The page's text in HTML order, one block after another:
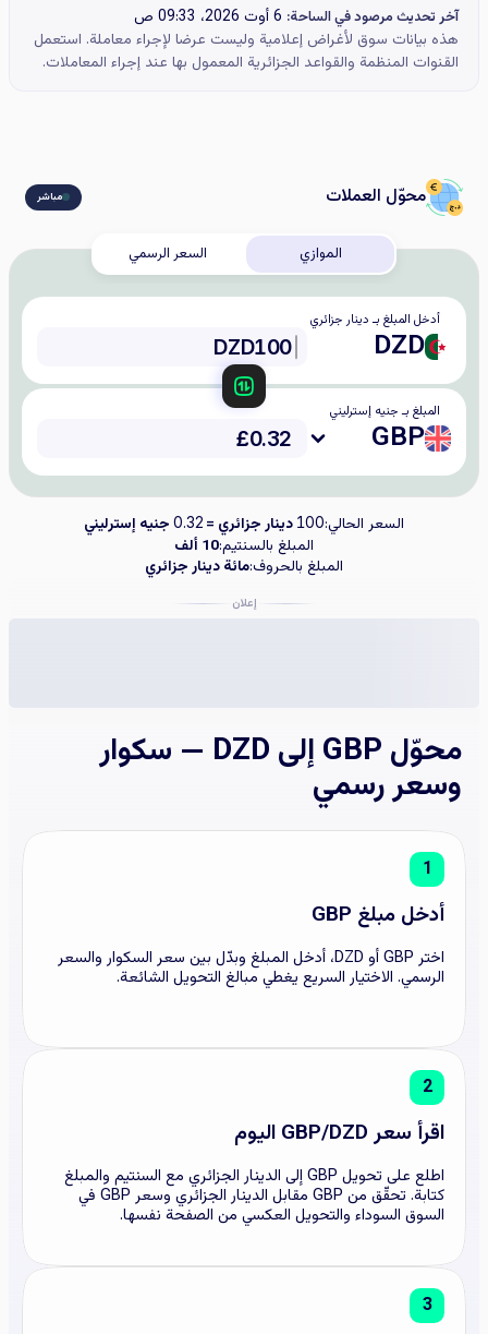
آخر تحديث مرصود في الساحة: 6 أوت 2026، 09:33 ص
هذه بيانات سوق لأغراض إعلامية وليست عرضا لإجراء معاملة. استعمل
القنوات المنظمة والقواعد الجزائرية المعمول بها عند إجراء المعاملات.
محوّل العملات مباشر
الموازي السعر الرسمي
أدخل المبلغ بـ دينار جزائري
DZD
المبلغ بـ جنيه إسترليني
GBP
السعر الحالي:100 دينار جزائري = 0.32جنيه إسترليني
المبلغ بالسنتيم:10 ألف
المبلغ بالحروف:مائة دينار جزائري
إعلان
محوّل GBP إلى DZD — سكوار
وسعر رسمي
1
أدخل مبلغ GBP
اختر GBP أو DZD، أدخل المبلغ وبدّل بين سعر السكوار والسعر
الرسمي. الاختيار السريع يغطي مبالغ التحويل الشائعة.
2
اقرأ سعر GBP/DZD اليوم
اطلع على تحويل GBP إلى الدينار الجزائري مع السنتيم والمبلغ
كتابة. تحقّق من GBP مقابل الدينار الجزائري وسعر GBP في
السوق السوداء والتحويل العكسي من الصفحة نفسها.
3